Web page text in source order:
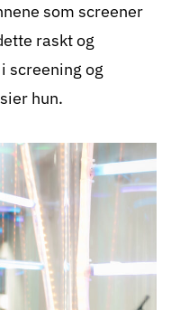
som screener
raskt og
screening og
hun.